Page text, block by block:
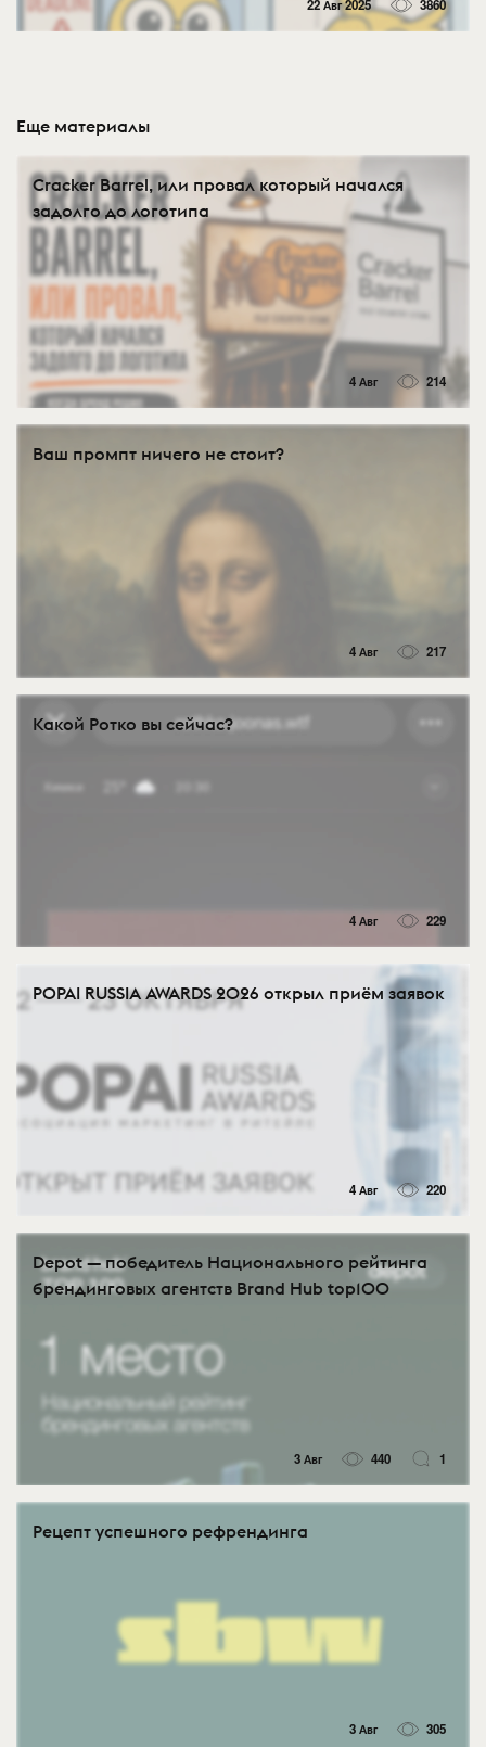
22 Авг 2025 3860
Еще материалы
Cracker Barrel, или провал который начался
задолго до логотипа
4 Авг 214
Ваш промпт ничего не стоит?
4 Авг 217
Какой Ротко вы сейчас?
4 Авг 229
POPAI RUSSIA AWARDS 2026 открыл приём заявок
4 Авг 220
Depot — победитель Национального рейтинга
брендинговых агентств Brand Hub top100
3 Авг 440 1
Рецепт успешного рефрендинга
3 Авг 305